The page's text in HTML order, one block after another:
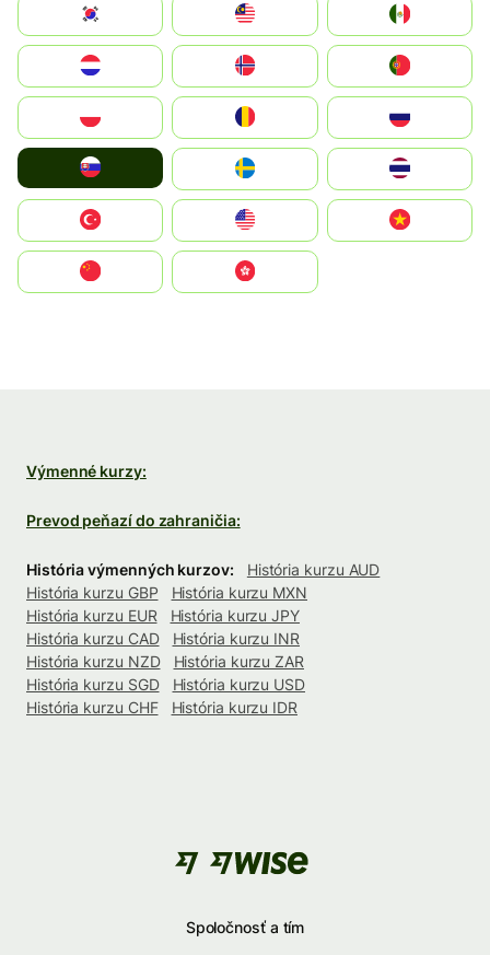
South Korea
United States
中國香港特別行政區
Výmenné kurzy:
Prevod peňazí do zahraničia:
História výmenných kurzov:
História kurzu AUD
História kurzu GBP
História kurzu MXN
História kurzu EUR
História kurzu JPY
História kurzu CAD
História kurzu INR
História kurzu NZD
História kurzu ZAR
História kurzu SGD
História kurzu USD
História kurzu CHF
História kurzu IDR
Spoločnosť a tím